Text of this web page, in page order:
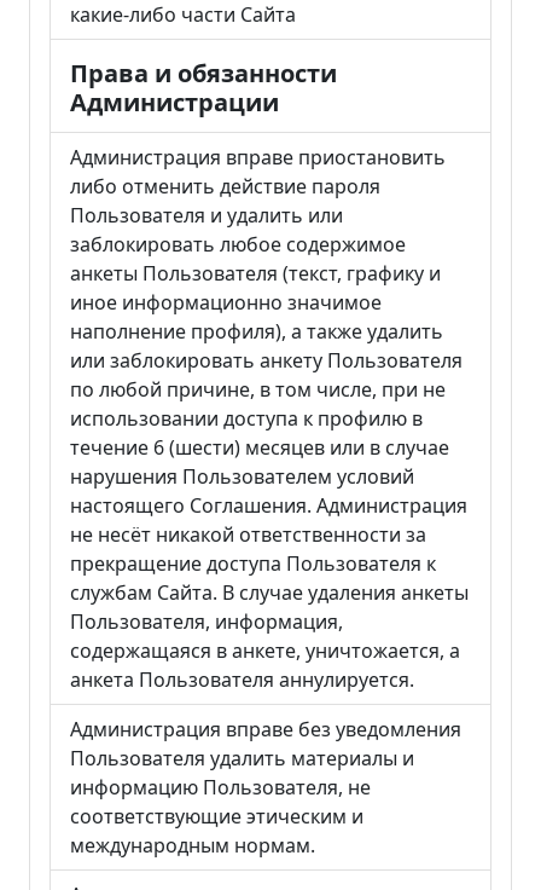
какие-либо части Сайта
Права и обязанности
Администрации
Администрация вправе приостановить
либо отменить действие пароля
Пользователя и удалить или
заблокировать любое содержимое
анкеты Пользователя (текст, графику и
иное информационно значимое
наполнение профиля), а также удалить
или заблокировать анкету Пользователя
по любой причине, в том числе, при не
использовании доступа к профилю в
течение 6 (шести) месяцев или в случае
нарушения Пользователем условий
настоящего Соглашения. Администрация
не несёт никакой ответственности за
прекращение доступа Пользователя к
службам Сайта. В случае удаления анкеты
Пользователя, информация,
содержащаяся в анкете, уничтожается, а
анкета Пользователя аннулируется.
Администрация вправе без уведомления
Пользователя удалить материалы и
информацию Пользователя, не
соответствующие этическим и
международным нормам.